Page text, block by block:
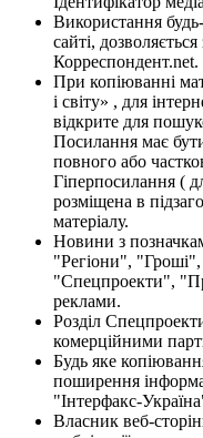
Використання
сайті,
Корреспондент.net.
При копіюванні
і світу» , для
відкрите для
Посилання має
повного або
Гіперпосилання (
розміщена в
матеріалу.
Новини з
"Регіони",
"Спецпроекти",
реклами.
Розділ
комерційними
Будь яке
поширення
"Інтерфакс-
Власник веб-